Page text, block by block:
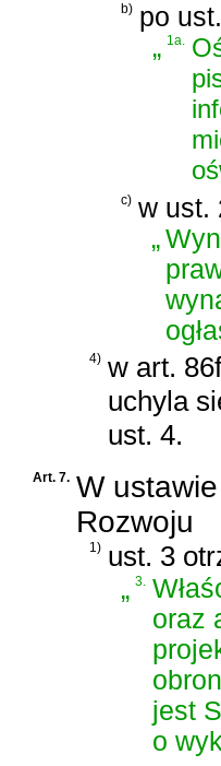
b) po
„1a.
c) w ust.
„
4) w art. 86f
uchyla
ust. 4.
Art. 7. W
Rozwoju
1) ust. 3
„3.
oraz
jest
o